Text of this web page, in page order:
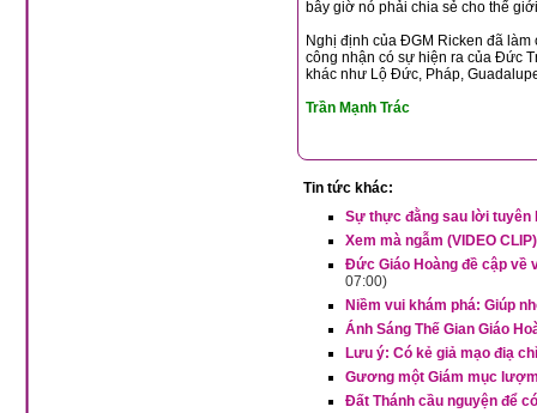
Nghị định của ĐGM Ricken đã làm cho ngôi đền Đức Bà Trợ Giúp Ơn
công nhận có sự hiện ra của Đức Trinh Nữ Maria. Nghị định này cũng nâng nơi này lên ngang hàng với những nơi nổi tiếng
Trần Mạnh Trác
Tin tức khác:
Sự thực đằng sau lời tuyên
Xem mà ngẫm (VIDEO CLIP)
Đức Giáo Hoàng đề cập về
07:00)
Niềm vui khám phá: Giúp
Ánh Sáng Thế Gian Giáo
Lưu ý: Có kẻ giả mạo điạ
Gương một Giám mục
Đất Thánh cầu nguyện để